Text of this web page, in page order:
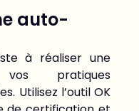
auto-
à réaliser une
pratiques
Utilisez l’outil OK